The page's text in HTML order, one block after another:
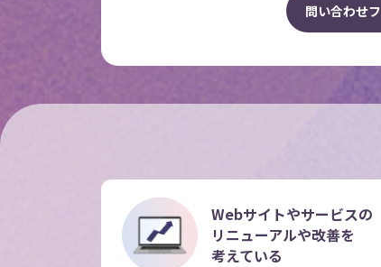
問い合わせフ
Webサイトやサービスの
リニューアルや改善を
考えている